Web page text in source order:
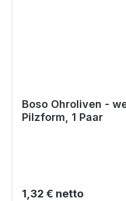
Boso Ohroliven -
Pilzform, 1 Paar
Regulärer Preis:
1,32 € netto